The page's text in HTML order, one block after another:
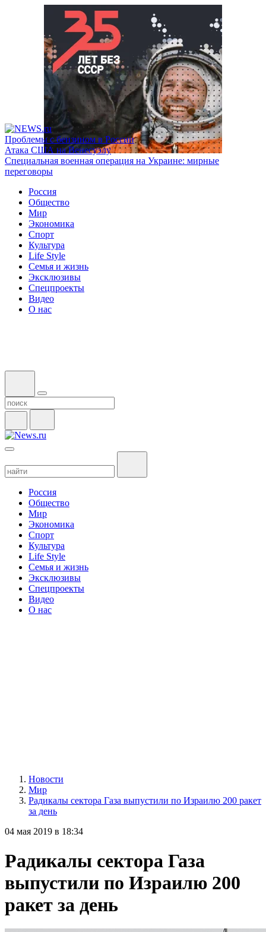
Проблемы с бензином в России
Атака США на Венесуэлу
Специальная военная операция на Украине: мирные
переговоры
Россия
Общество
Мир
Экономика
Спорт
Культура
Life Style
Семья и жизнь
Эксклюзивы
Спецпроекты
Видео
О нас
Россия
Общество
Мир
Экономика
Спорт
Культура
Life Style
Семья и жизнь
Эксклюзивы
Спецпроекты
Видео
О нас
Новости
Мир
Радикалы сектора Газа выпустили по Израилю 200 ракет
за день
04 мая 2019 в 18:34
Радикалы сектора Газа
выпустили по Израилю 200
ракет за день